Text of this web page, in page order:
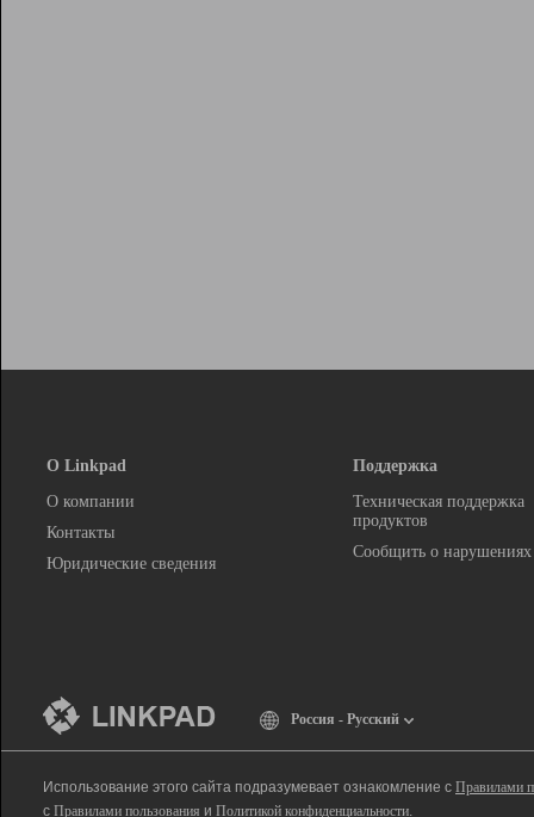
О Linkpad
О компании
Контакты
Юридические сведения
Поддержка
Техническая поддержка
продуктов
Сообщить о нарушениях
Россия - Русский
Использование этого сайта подразумевает ознакомление с Правилами
с Правилами пользования и Политикой конфиденциальности.